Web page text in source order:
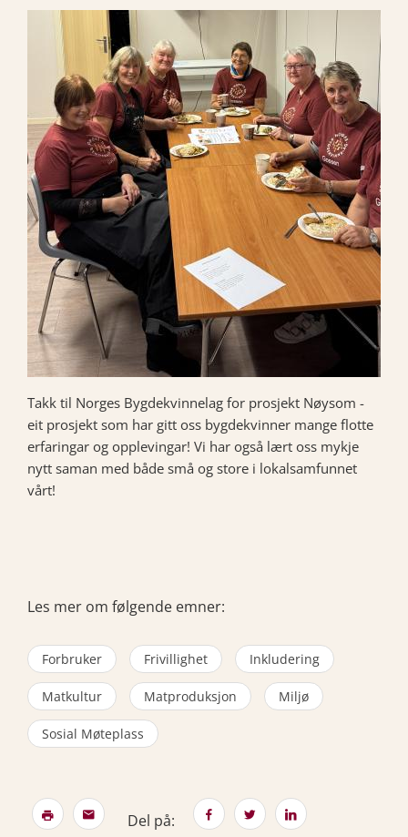
Takk til Norges Bygdekvinnelag for prosjekt Nøysom -
eit prosjekt som har gitt oss bygdekvinner mange flotte
erfaringar og opplevingar! Vi har også lært oss mykje
nytt saman med både små og store i lokalsamfunnet
vårt!
Les mer om følgende emner:
Forbruker Frivillighet Inkludering
Matkultur Matproduksjon Miljø
Sosial Møteplass
Del på: